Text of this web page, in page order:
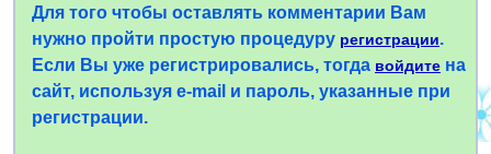
Для того чтобы оставлять комментарии Вам
нужно пройти простую процедуру регистрации.
Если Вы уже регистрировались, тогда войдите на
сайт, используя e-mail и пароль, указанные при
регистрации.